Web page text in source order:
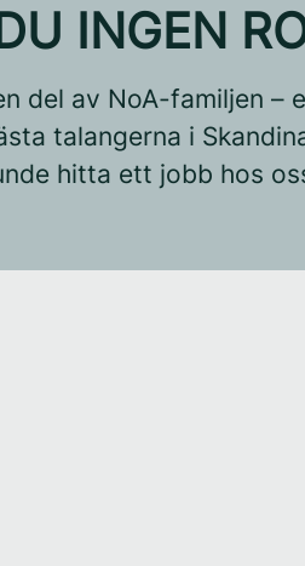
INGEN
del av NoA-familjen –
talangerna i
hitta ett jobb hos